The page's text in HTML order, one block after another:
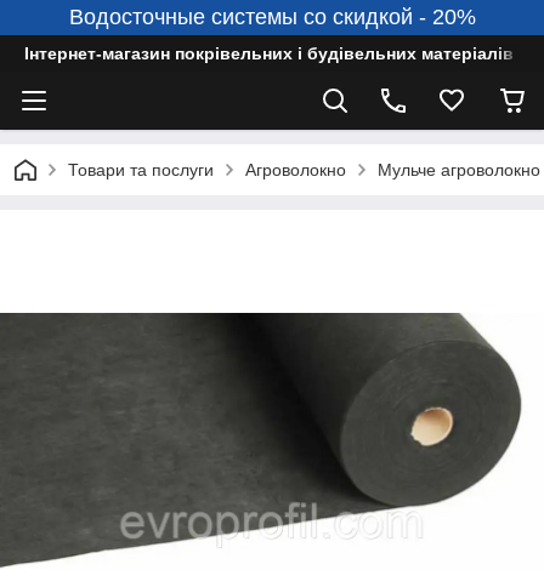
Водосточные системы со скидкой - 20%
Інтернет-магазин покрівельних і будівельних матеріалів
Товари та послуги Агроволокно Мульче агроволокно